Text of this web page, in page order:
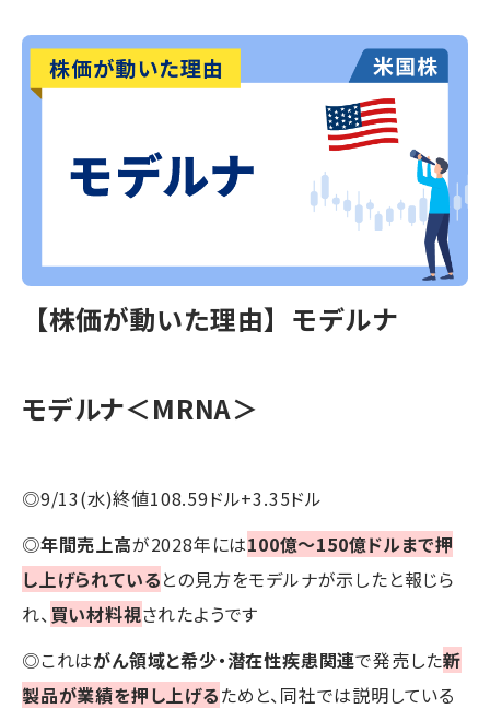
【株価が動いた理由】モデルナ
モデルナ＜MRNA＞
◎9/13(水)終値108.59ドル+3.35ドル
◎年間売上高が2028年には100億～150億ドルまで押
し上げられているとの見方をモデルナが示したと報じら
れ、 買い材料視されたようです
◎これはがん領域と希少・潜在性疾患関連で発売した新
製品が業績を押し上げるためと、同社では説明している